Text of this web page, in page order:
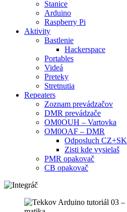
Stanice
Arduino
Raspberry Pi
Aktivity
Bastlenie
Hackerspace
Portables
Videá
Preteky
Stretnutia
Repeaters
Zoznam prevádzačov
DMR prevádzače
OM0OUH – Vartovka
OM0OAF – DMR
Odposluch CZ+SK
Zisti kde vysielaš
PMR opakovač
CB opakovač